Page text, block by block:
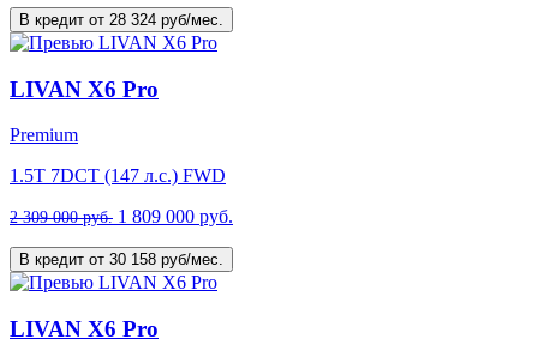
В кредит от 28 324 руб/мес.
LIVAN X6 Pro
Premium
1.5T 7DCT (147 л.с.) FWD
2 309 000 руб. 1 809 000 руб.
В кредит от 30 158 руб/мес.
LIVAN X6 Pro